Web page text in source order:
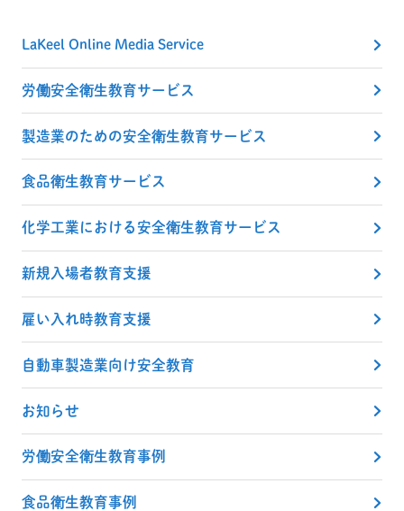
LaKeel Online Media Service
労働安全衛生教育サービス
製造業のための安全衛生教育サービス
食品衛生教育サービス
化学工業における安全衛生教育サービス
新規入場者教育支援
雇い入れ時教育支援
自動車製造業向け安全教育
お知らせ
労働安全衛生教育事例
食品衛生教育事例